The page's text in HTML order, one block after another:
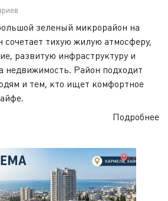
зеленый микрорайон на
сочетает тихую жилую атмосферу,
развитую инфраструктуру и
недвижимость. Район подходит
и тем, кто ищет комфортное
Подробнее